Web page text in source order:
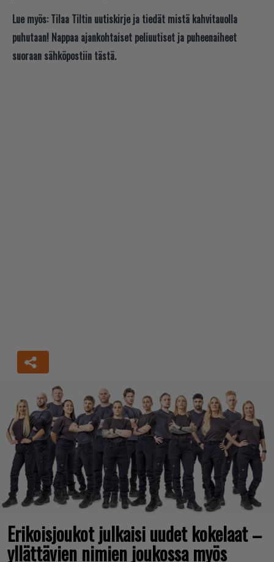
Lue myös: Tilaa Tiltin uutiskirje ja tiedät mistä kahvitauolla
puhutaan! Nappaa ajankohtaiset peliuutiset ja puheenaiheet
suoraan sähköpostiin tästä.
Erikoisjoukot julkaisi uudet kokelaat –
yllättävien nimien joukossa myös